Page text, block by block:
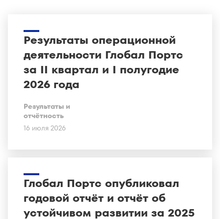
Результаты операционной
деятельности Глобал Портс
за II квартал и I полугодие
2026 года
Результаты и
отчётность
16 июля 2026
Глобал Портс опубликовал
годовой отчёт и отчёт об
устойчивом развитии за 2025